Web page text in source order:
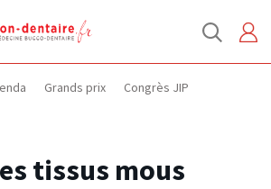
Grands prix Congrès JIP
tissus mous